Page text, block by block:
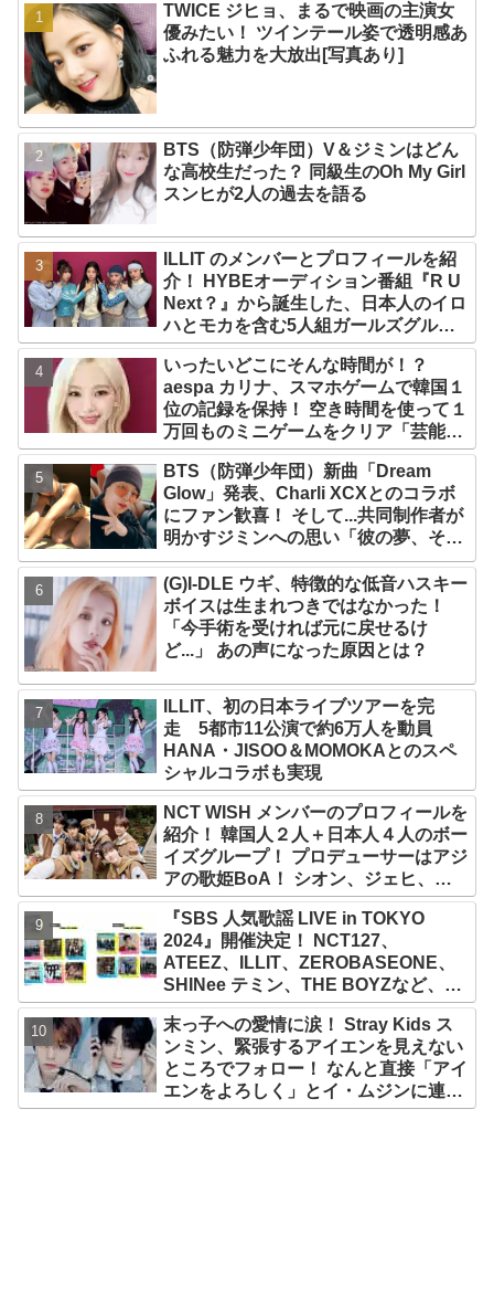
TWICE ジヒョ、まるで映画の主演女
優みたい！ ツインテール姿で透明感あ
ふれる魅力を大放出[写真あり]
BTS（防弾少年団）V＆ジミンはどん
な高校生だった？ 同級生のOh My Girl
スンヒが2人の過去を語る
ILLIT のメンバーとプロフィールを紹
介！ HYBEオーディション番組『R U
Next？』から誕生した、日本人のイロ
ハとモカを含む5人組ガールズグルー
プ！ デビュー曲「Magnetic」がいき
なりの大ヒット
いったいどこにそんな時間が！？
aespa カリナ、スマホゲームで韓国１
位の記録を保持！ 空き時間を使って１
万回ものミニゲームをクリア「芸能人
たちが時間がないと言っているのは全
部嘘」
BTS（防弾少年団）新曲「Dream
Glow」発表、Charli XCXとのコラボ
にファン歓喜！ そして...共同制作者が
明かすジミンへの思い「彼の夢、そし
て彼の絶望から生まれた歌」
(G)I-DLE ウギ、特徴的な低音ハスキー
ボイスは生まれつきではなかった！
「今手術を受ければ元に戻せるけ
ど...」 あの声になった原因とは？
ILLIT、初の日本ライブツアーを完
走 5都市11公演で約6万人を動員
HANA・JISOO＆MOMOKAとのスペ
シャルコラボも実現
NCT WISH メンバーのプロフィールを
紹介！ 韓国人２人＋日本人４人のボー
イズグループ！ プロデューサーはアジ
アの歌姫BoA！ シオン、ジェヒ、リ
ク、ユウシ、リョウ、サクヤの魅力を
徹底解説
『SBS 人気歌謡 LIVE in TOKYO
2024』開催決定！ NCT127、
ATEEZ、ILLIT、ZEROBASEONE、
SHINee テミン、THE BOYZなど、豪
華アーティスト出演決定！ 10月12
日・13日、さいたまスーパーアリーナ
にて
末っ子への愛情に涙！ Stray Kids ス
ンミン、緊張するアイエンを見えない
ところでフォロー！ なんと直接「アイ
エンをよろしく」とイ・ムジンに連
絡… 愛にあふれたエピソードにファン